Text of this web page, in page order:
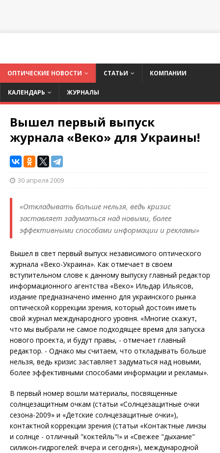
ОПТИЧЕСКИЕ НОВОСТИ СТАТЬИ КОМПАНИИ
КАЛЕНДАРЬ ЖУРНАЛЫ
Вышел первый выпуск
журнала «Веко» для Украины!
30 апреля 2009
«Откладывать больше нельзя, ведь кризис
заставляет задуматься над новыми, более
эффективными способами информации и рекламы»
Вышел в свет первый выпуск независимого оптического
журнала «Веко-Украина». Как отмечает в своем
вступительном слове к данному выпуску главный редактор
информационного агентства «Веко» Ильдар Ильясов,
издание предназначено именно для украинского рынка
оптической коррекции зрения, который достоин иметь
свой журнал международного уровня. «Многие скажут,
что мы выбрали не самое подходящее время для запуска
нового проекта, и будут правы, - отмечает главный
редактор. - Однако мы считаем, что откладывать больше
нельзя, ведь кризис заставляет задуматься над новыми,
более эффективными способами информации и рекламы».
В первый номер вошли материалы, посвященные
солнцезащитным очкам (статьи «Солнцезащитные очки
сезона-2009» и «Детские солнцезащитные очки»),
контактной коррекции зрения (статьи «Контактные линзы
и солнце - отличный "коктейль"!» и «Свежее "дыхание"
силикон-гидрогелей: вчера и сегодня»), международной